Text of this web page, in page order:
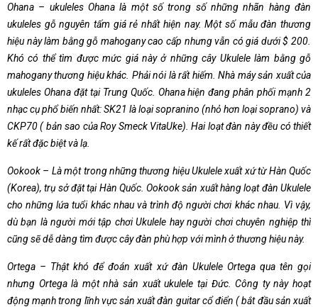
Ohana – ukuleles Ohana là một số trong số những nhãn hàng đàn
ukuleles gỗ nguyên tấm giá rẻ nhất hiện nay. Một số mẫu đàn thương
hiệu này làm bằng gỗ mahogany cao cấp nhưng vẫn có giá dưới $ 200.
Khó có thể tìm được mức giá này ở những cây Ukulele làm bằng gỗ
mahogany thương hiệu khác. Phải nói là rất hiếm. Nhà máy sản xuất của
ukuleles Ohana đặt tại Trung Quốc. Ohana hiện đang phân phối mạnh 2
nhạc cụ phổ biến nhất: SK­21 là loại sopranino (nhỏ hơn loại soprano) và
CKP­70 ( bản sao của Roy Smeck Vita­Uke). Hai loạt đàn này đều có thiết
kế rất đặc biệt và lạ.
Ookook – Là một trong những thương hiệu Ukulele xuất xứ từ Hàn Quốc
(Korea), trụ sở đặt tại Hàn Quốc. Ookook sản xuất hàng loạt đàn Ukulele
cho những lứa tuổi khác nhau và trình độ người chơi khác nhau. Vì vậy,
dù bạn là người mới tập chơi Ukulele hay người chơi chuyên nghiệp thì
cũng sẽ dễ dàng tìm được cây đàn phù hợp với mình ở thương hiệu này.
Ortega – Thật khó để đoán xuất xứ đàn Ukulele Ortega qua tên gọi
nhưng Ortega là một nhà sản xuất ukulele tại Đức. Công ty này hoạt
động mạnh trong lĩnh vực sản xuất đàn guitar cổ điển ( bắt đầu sản xuất